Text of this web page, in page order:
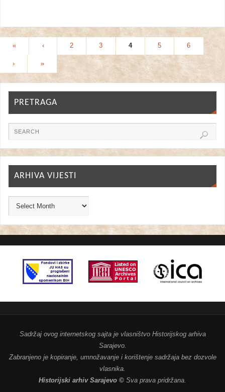
« ‹ 2 3 4 5 6
› »
PRETRAGA
ARHIVA VIJESTI
Sadržaj ovog internetskog sajta je vlasništvo Historijskog arhiva
Sarajevo.
Zabranjeno je kopiranje, umnožavanje i korištenje sadržaja bez dozvole
vlasnika.
Historijski arhiv Sarajevo © Sva prava pridržana.